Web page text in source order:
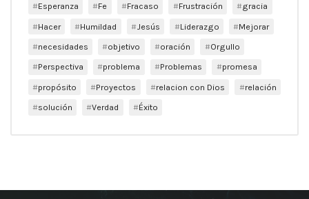
Esperanza
Fe Fracaso Frustración
gracia
Hacer
Humildad Jesús Liderazgo
Mejorar
necesidades
objetivo oración
Orgullo
Perspectiva
problema Problemas
promesa
propósito
Proyectos relacion con Dios
relación
solución
Verdad Éxito